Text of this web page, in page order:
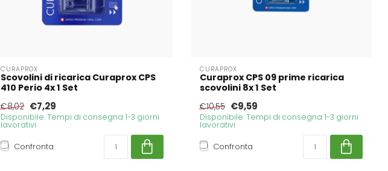
CURAPROX
Scovolini di ricarica Curaprox CPS
410 Perio 4x 1 Set
€8,02 €7,29
Disponibile. Tempi di consegna 1-3 giorni
lavorativi
Confronta
CURAPROX
Curaprox CPS 09 prime ricarica
scovolini 8x 1 Set
€10,55 €9,59
Disponibile. Tempi di consegna 1-3 giorni
lavorativi
Confronta